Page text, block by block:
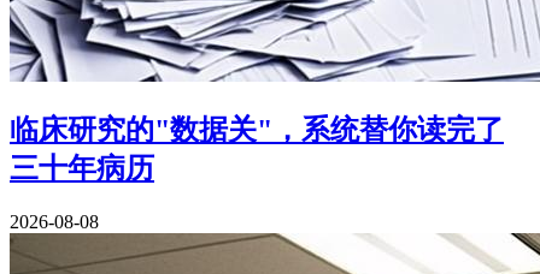
临床研究的"数据关"，系统替你读完了
三十年病历
2026-08-08